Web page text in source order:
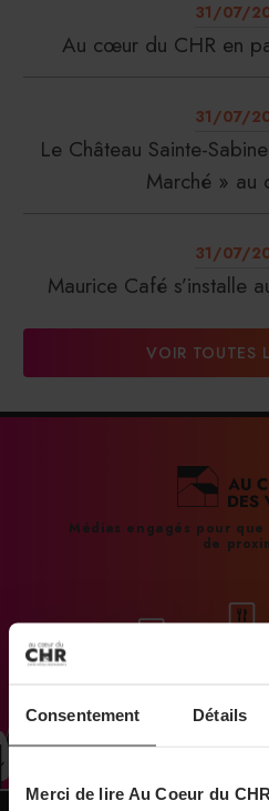
Consentement Détails
Merci de lire Au Coeur du
31/07/
Au cœur du CHR en
31/07/
Le Château Sainte-
Marché » au
31/07/
Maurice Café s’installe
DalterFood Group
31/07/
La Liste : La Réserve
maison de
31/07/
VOIR TOUTES
Médias engagés pour que
de